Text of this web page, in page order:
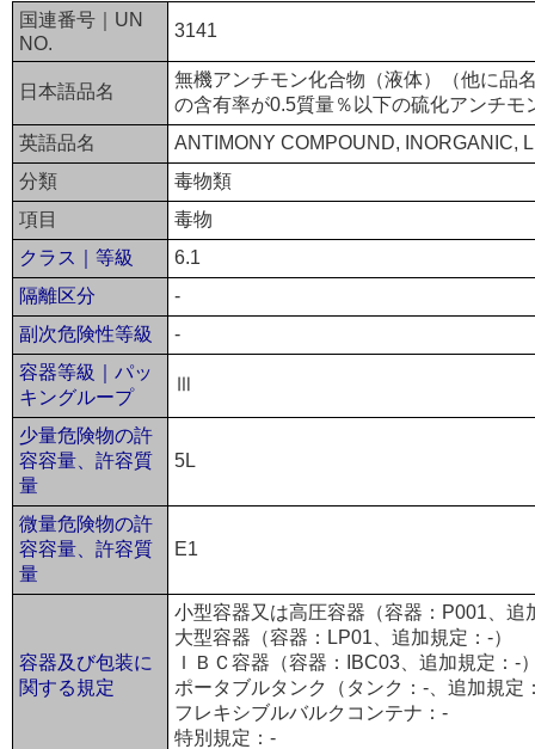
国連番号｜UN
NO.
3141
日本語品名
無機アンチモン化合物（液体）（他に品
の含有率が0.5質量％以下の硫化アンチ
英語品名
ANTIMONY COMPOUND, INORGANIC,
分類
毒物類
項目
毒物
クラス｜等級
6.1
隔離区分
-
副次危険性等級
-
容器等級｜パッ
キングループ
Ⅲ
少量危険物の許
容容量、許容質
量
5L
微量危険物の許
容容量、許容質
量
E1
容器及び包装に
関する規定
小型容器又は高圧容器（容器：P001、追
大型容器（容器：LP01、追加規定：-）
ＩＢＣ容器（容器：IBC03、追加規定：-
ポータブルタンク（タンク：-、追加規定
フレキシブルバルクコンテナ：-
特別規定：-